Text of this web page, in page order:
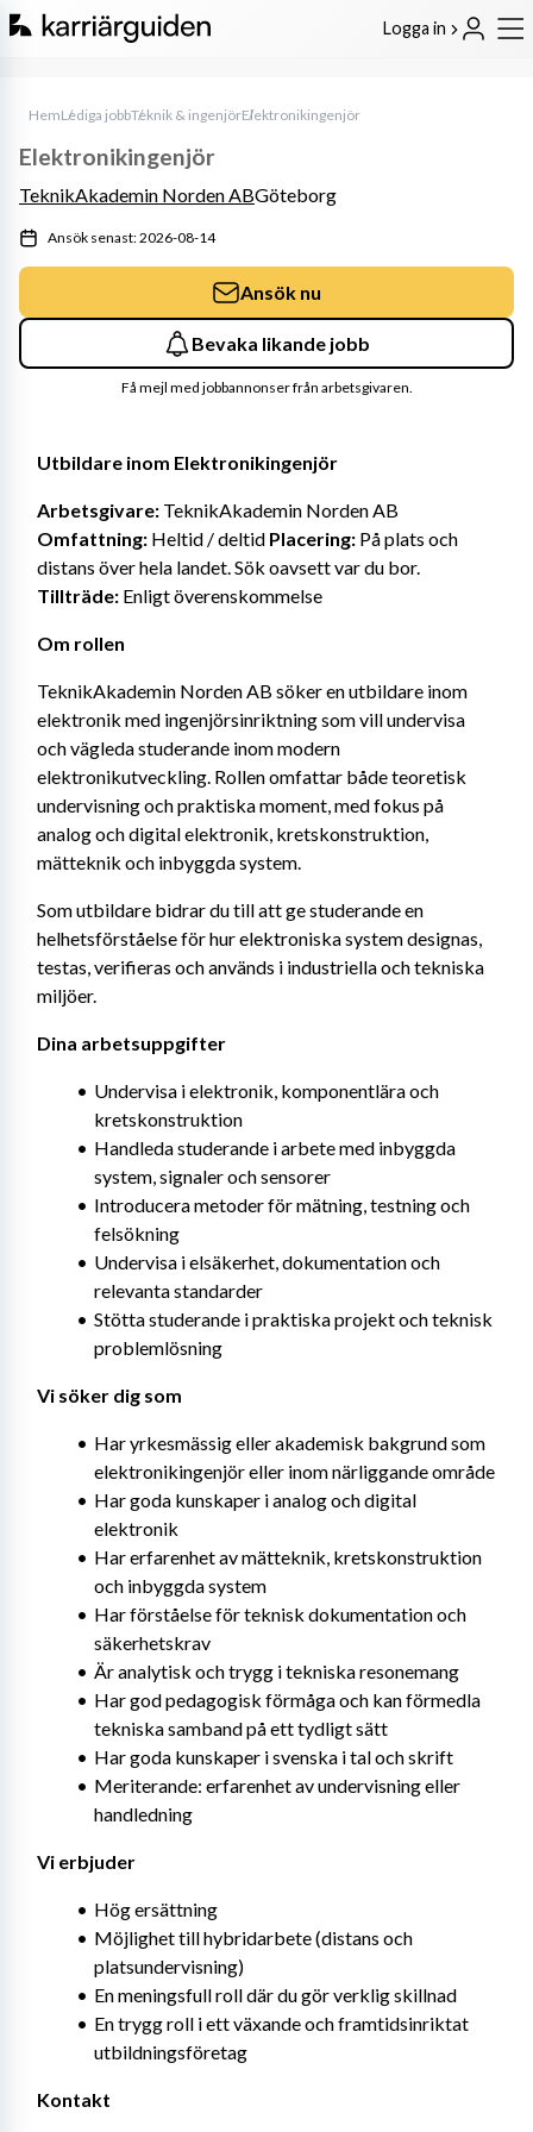
Logga in
HemLediga jobbTeknik & ingenjörElektronikingenjör
Utbildare inom Elektronikingenjör
Arbetsgivare:
Omfattning: Heltid / deltid Placering: På plats och
Tillträde: Enligt överenskommelse
Om rollen
TeknikAkademin Norden AB söker en utbildare inom
elektronik med ingenjörsinriktning som vill undervisa
och vägleda studerande inom modern
elektronikutveckling. Rollen omfattar både teoretisk
undervisning och praktiska moment, med fokus på
analog och digital elektronik, kretskonstruktion,
mätteknik och inbyggda system.
Som utbildare bidrar du till att ge studerande en
helhetsförståelse för hur elektroniska system designas,
testas, verifieras och används i industriella och tekniska
miljöer.
Dina arbetsuppgifter
Undervisa i elektronik, komponentlära och
kretskonstruktion
Handleda studerande i arbete med inbyggda
system, signaler och sensorer
Introducera metoder för mätning, testning och
felsökning
Undervisa i elsäkerhet, dokumentation och
relevanta standarder
Stötta studerande i praktiska projekt och teknisk
problemlösning
Vi söker dig som
Har yrkesmässig eller akademisk bakgrund som
elektronikingenjör eller inom närliggande område
Har goda kunskaper i analog och digital
elektronik
Har erfarenhet av mätteknik, kretskonstruktion
och inbyggda system
Har förståelse för teknisk dokumentation och
säkerhetskrav
Är analytisk och trygg i tekniska resonemang
Har god pedagogisk förmåga och kan förmedla
tekniska samband på ett tydligt sätt
Har goda kunskaper i svenska i tal och skrift
Meriterande: erfarenhet av undervisning eller
handledning
Vi erbjuder
Hög ersättning
Möjlighet till hybridarbete (distans och
platsundervisning)
En meningsfull roll där du gör verklig skillnad
En trygg roll i ett växande och framtidsinriktat
utbildningsföretag
Kontakt
Elektronikingenjör
TeknikAkademin Norden ABGöteborg
Ansök senast: 2026-08-14
Ansök nu
Bevaka likande jobb
Få mejl med jobbannonser från arbetsgivaren.